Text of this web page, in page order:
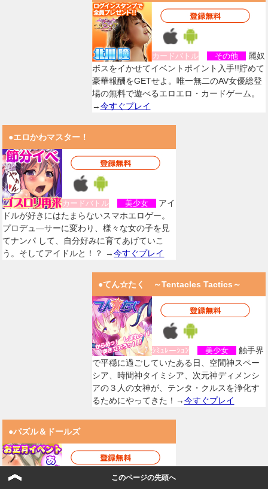
カードバトル その他
麗奴
ボスをイかせてイベントポイント入手!!貯めて
豪華報酬をGETせよ。唯一無二のAV女優総登
場の無料で遊べるエロエロ・カードゲーム。
→今すぐプレイ
●エロかわマスター！
カードバトル 美少女
アイ
ドルが好きにはたまらないスマホエロゲー。
プロデュ―サーに変わり、様々な女の子を見
てナンパ して、自分好みに育てあげていこ
う。そしてアイドルと！？ →今すぐプレイ
●てん☆たく ～Tentacles Tactics～
ｼﾐｭﾚーｼｮﾝ 美少女
触手界
で平穏に過ごしていたある日、空間神スペー
シア、時間神タイミシア、次元神ディメンシ
アの３人の女神が、テンタ・クルスを浄化す
るためにやってきた！→今すぐプレイ
●パズル＆ドールズ
このページの先頭へ